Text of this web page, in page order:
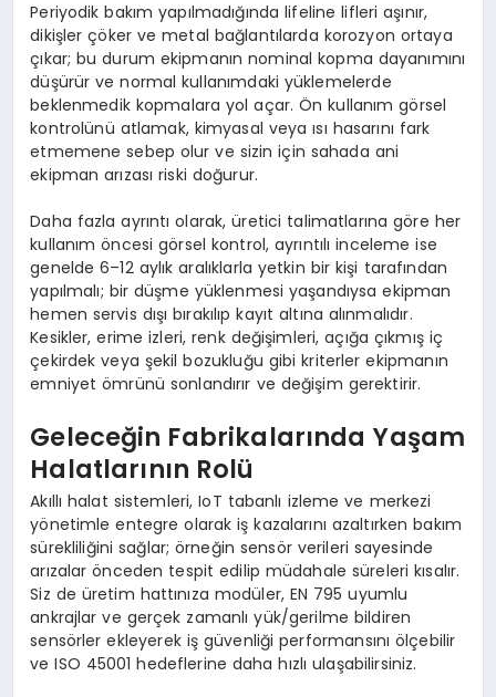
Periyodik bakım yapılmadığında lifeline lifleri aşınır,
dikişler çöker ve metal bağlantılarda korozyon ortaya
çıkar; bu durum ekipmanın nominal kopma dayanımını
düşürür ve normal kullanımdaki yüklemelerde
beklenmedik kopmalara yol açar. Ön kullanım görsel
kontrolünü atlamak, kimyasal veya ısı hasarını fark
etmemene sebep olur ve sizin için sahada ani
ekipman arızası riski doğurur.
Daha fazla ayrıntı olarak, üretici talimatlarına göre her
kullanım öncesi görsel kontrol, ayrıntılı inceleme ise
genelde 6–12 aylık aralıklarla yetkin bir kişi tarafından
yapılmalı; bir düşme yüklenmesi yaşandıysa ekipman
hemen servis dışı bırakılıp kayıt altına alınmalıdır.
Kesikler, erime izleri, renk değişimleri, açığa çıkmış iç
çekirdek veya şekil bozukluğu gibi kriterler ekipmanın
emniyet ömrünü sonlandırır ve değişim gerektirir.
Geleceğin Fabrikalarında Yaşam
Halatlarının Rolü
Akıllı halat sistemleri, IoT tabanlı izleme ve merkezi
yönetimle entegre olarak iş kazalarını azaltırken bakım
sürekliliğini sağlar; örneğin sensör verileri sayesinde
arızalar önceden tespit edilip müdahale süreleri kısalır.
Siz de üretim hattınıza modüler, EN 795 uyumlu
ankrajlar ve gerçek zamanlı yük/gerilme bildiren
sensörler ekleyerek iş güvenliği performansını ölçebilir
ve ISO 45001 hedeflerine daha hızlı ulaşabilirsiniz.